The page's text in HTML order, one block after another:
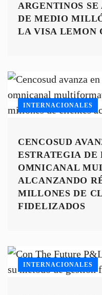
ARGENTINOS
DE MEDIO
LA VISA LEMON
INTERNACIONALES
CENCOSUD
ESTRATEGIA DE
OMNICANAL
ALCANZANDO
MILLONES DE
FIDELIZADOS
INTERNACIONALES